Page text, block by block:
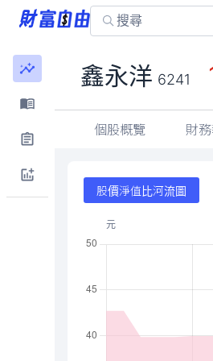
鑫永洋 6241
個股概覽 財
股價淨值比河流圖